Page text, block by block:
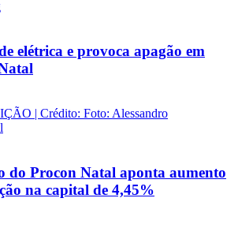
elétrica e provoca apagão em
do Procon Natal aponta aumento
na capital de 4,45%